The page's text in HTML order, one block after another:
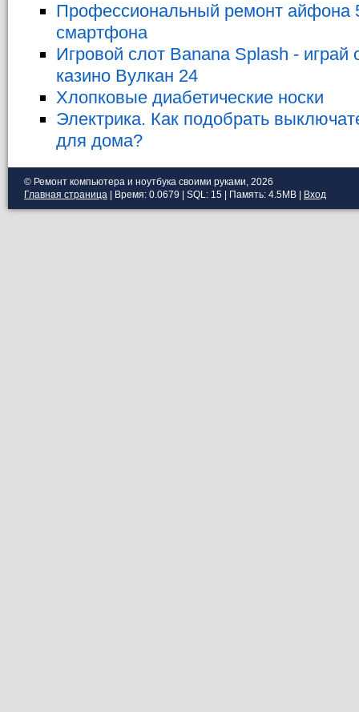
Профессиональный ремонт айфона
смартфона
Игровой слот Banana Splash - играй
казино Вулкан 24
Хлопковые диабетические носки
Электрика. Как подобрать
для дома?
© Ремонт компьютера и ноутбука своими руками, 2026
Главная страница | Время: 0.0679 | SQL: 15 | Память: 4.5MB Вход